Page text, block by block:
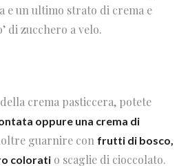
e un ultimo strato di crema e
di zucchero a velo.
crema pasticcera, potete
oppure una crema di
guarnire con frutti di bosco,
colorati o scaglie di cioccolato.